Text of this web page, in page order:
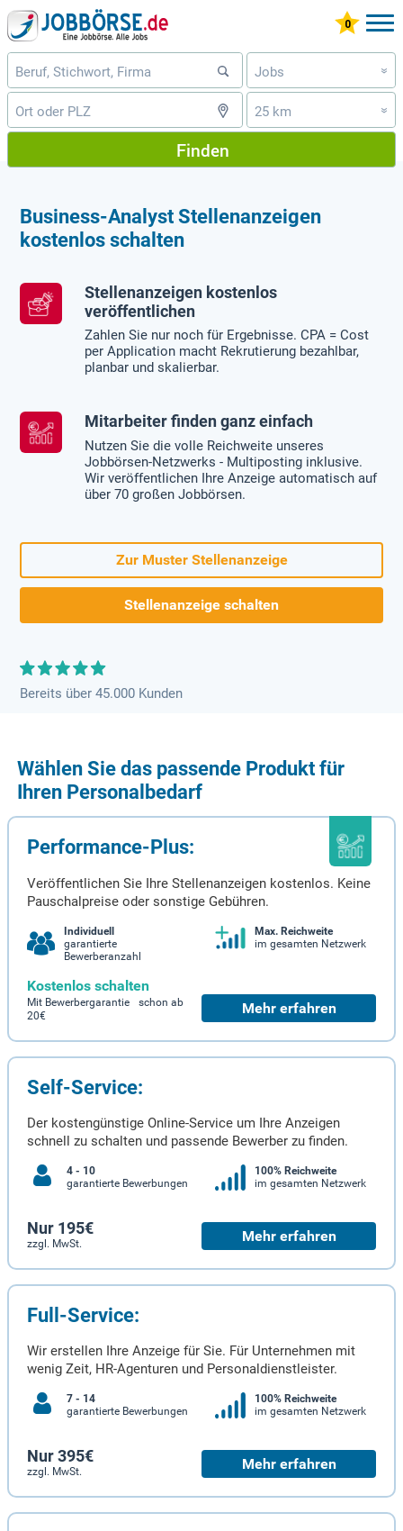
Jobs »
25 km »
Finden
Business-Analyst Stellenanzeigen
kostenlos schalten
Stellenanzeigen kostenlos
veröffentlichen
Zahlen Sie nur noch für Ergebnisse. CPA = Cost
per Application macht Rekrutierung bezahlbar,
planbar und skalierbar.
Mitarbeiter finden ganz einfach
Nutzen Sie die volle Reichweite unseres
Jobbörsen-Netzwerks - Multiposting inklusive.
Wir veröffentlichen Ihre Anzeige automatisch auf
über 70 großen Jobbörsen.
Zur Muster Stellenanzeige
Stellenanzeige schalten
Bereits über 45.000 Kunden
Wählen Sie das passende Produkt für
Ihren Personalbedarf
Performance-Plus:
Veröffentlichen Sie Ihre Stellenanzeigen kostenlos. Keine
Pauschalpreise oder sonstige Gebühren.
Individuell
garantierte
Bewerberanzahl
Max. Reichweite
im gesamten Netzwerk
Kostenlos schalten
Mit Bewerbergarantie schon ab
20€
Mehr erfahren
Self-Service:
Der kostengünstige Online-Service um Ihre Anzeigen
schnell zu schalten und passende Bewerber zu finden.
4 - 10
garantierte Bewerbungen
100% Reichweite
im gesamten Netzwerk
Nur 195€
zzgl. MwSt. Mehr erfahren
Full-Service:
Wir erstellen Ihre Anzeige für Sie. Für Unternehmen mit
wenig Zeit, HR-Agenturen und Personaldienstleister.
7 - 14
garantierte Bewerbungen
100% Reichweite
im gesamten Netzwerk
Nur 395€
zzgl. MwSt. Mehr erfahren